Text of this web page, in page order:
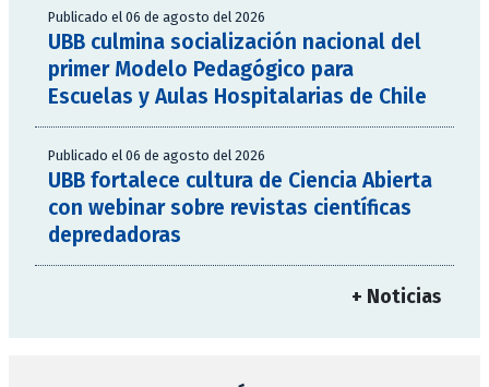
Publicado el 06 de agosto del 2026
UBB culmina socialización nacional del
primer Modelo Pedagógico para
Escuelas y Aulas Hospitalarias de Chile
Publicado el 06 de agosto del 2026
UBB fortalece cultura de Ciencia Abierta
con webinar sobre revistas científicas
depredadoras
+ Noticias